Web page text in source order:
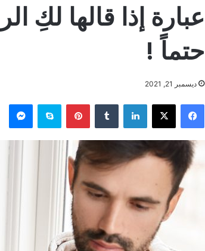
عبارة إذا قالها لكِ
حتماً !
ديسمبر 21, 2021
فيسبوك X لينكدإن بينتيريستسكايب